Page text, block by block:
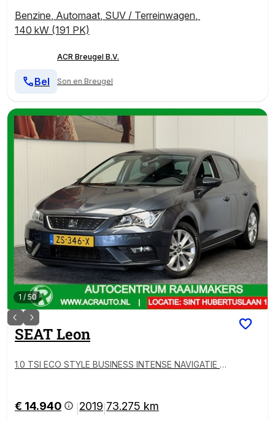
Benzine, Automaat, SUV / Terreinwagen,
140 kW (191 PK)
ACR Breugel B.V.
Son en Breugel
Bel
1 / 50
SEATLeon
1.0 TSI ECO STYLE BUSINESS INTENSE NAVIGATIE C
EN VELGEN TREKHAAK PDC ZEER MOOI !!
€ 14.940 2019 73.275 km